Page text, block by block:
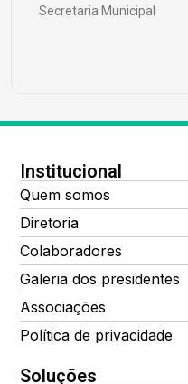
Secretaria Municipal
Institucional
Quem somos
Diretoria
Colaboradores
Galeria dos presidentes
Associações
Política de privacidade
Soluções